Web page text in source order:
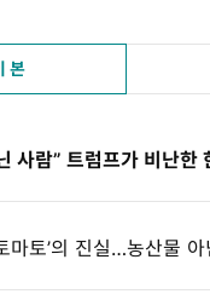
본
사람” 트럼프가 비난한
마토’의 진실…농산물